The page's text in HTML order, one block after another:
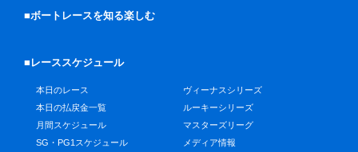
■ボートレースを知る楽しむ
■レーススケジュール
本日のレース
本日の払戻金一覧
月間スケジュール
SG・PG1スケジュール
ヴィーナスシリーズ
ルーキーシリーズ
マスターズリーグ
メディア情報